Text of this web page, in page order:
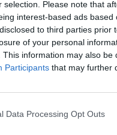
selection. Please note that
interest-based ads
to third parties
of your personal
This information may also
Participants that may further
Data Processing Opt Outs
Cenate Sopra (27)
Cenate Sotto (72)
Cene (76)
Cerete (37)